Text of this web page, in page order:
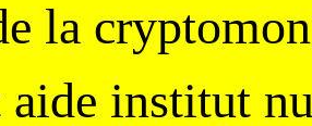
la
aide institut